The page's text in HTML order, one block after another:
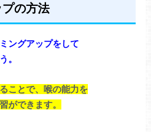
の方法
ングアップをして
。
ことで、喉の能力を
ができます。